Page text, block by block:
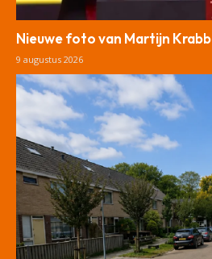
Nieuwe foto van Martijn
9 augustus 2026